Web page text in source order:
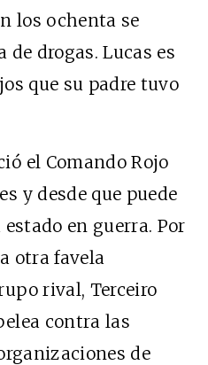
los ochenta se
drogas. Lucas es
que su padre tuvo
el Comando Rojo
y desde que puede
en guerra. Por
otra favela
rival, Terceiro
contra las
de